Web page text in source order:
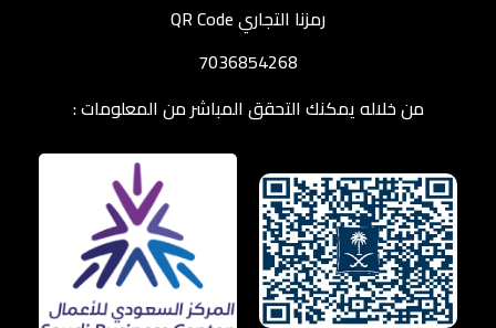
رمزنا التجاري QR Code
7036854268
من خلاله يمكنك التحقق المباشر من المعلومات :